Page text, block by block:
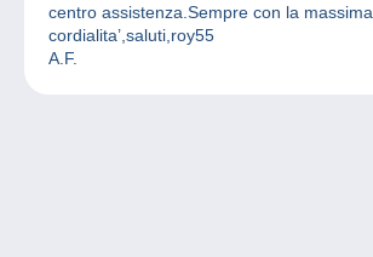
centro assistenza.Sempre con la massima
cordialita’,saluti,roy55
A.F.